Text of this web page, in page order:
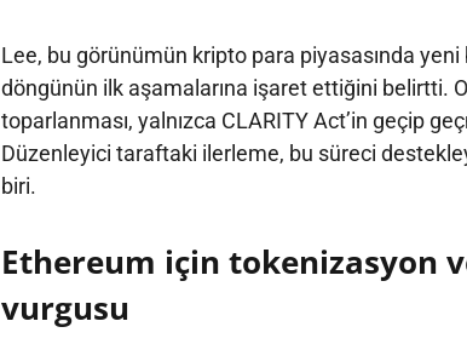
Lee, bu görünümün kripto para piyasasında yeni
döngünün ilk aşamalarına işaret ettiğini belirtti.
toparlanması, yalnızca CLARITY Act’in geçip
Düzenleyici taraftaki ilerleme, bu süreci
biri.
Ethereum için tokenizasyon
vurgusu